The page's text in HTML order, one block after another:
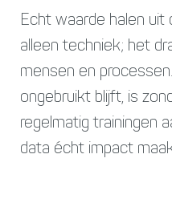
Echt waarde halen uit
alleen techniek; het
mensen en
ongebruikt blijft, is
regelmatig trainingen
data écht impact